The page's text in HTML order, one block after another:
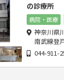
の診療所
病院・医療
神奈川県
南武線登
044-911-